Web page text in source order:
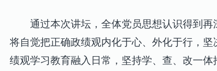
通过本次讲坛，全体党员思想认识得到
将自觉把正确政绩观内化于心、外化于行，
绩观学习教育融入日常，坚持学、查、改一